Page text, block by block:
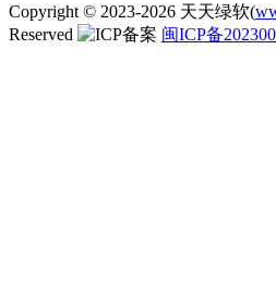
Copyright © 2023-2026 天天绿软(
Reserved
闽ICP备